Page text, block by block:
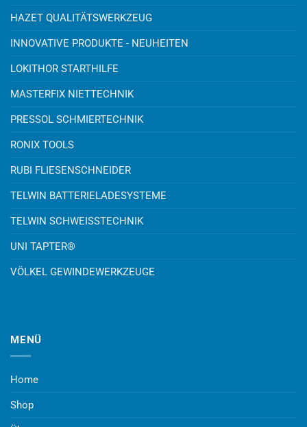
HAZET QUALITÄTSWERKZEUG
INNOVATIVE PRODUKTE - NEUHEITEN
LOKITHOR STARTHILFE
MASTERFIX NIETTECHNIK
PRESSOL SCHMIERTECHNIK
RONIX TOOLS
RUBI FLIESENSCHNEIDER
TELWIN BATTERIELADESYSTEME
TELWIN SCHWEISSTECHNIK
UNI TAPTER®
VÖLKEL GEWINDEWERKZEUGE
MENÜ
Home
Shop